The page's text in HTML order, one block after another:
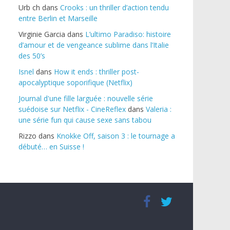
Urb ch dans Crooks : un thriller d’action tendu
entre Berlin et Marseille
Virginie Garcia dans L’ultimo Paradiso: histoire
d’amour et de vengeance sublime dans l’Italie
des 50’s
Isnel dans How it ends : thriller post-
apocalyptique soporifique (Netflix)
Journal d'une fille larguée : nouvelle série
suédoise sur Netflix - CineReflex dans Valeria :
une série fun qui cause sexe sans tabou
Rizzo dans Knokke Off, saison 3 : le tournage a
débuté… en Suisse !